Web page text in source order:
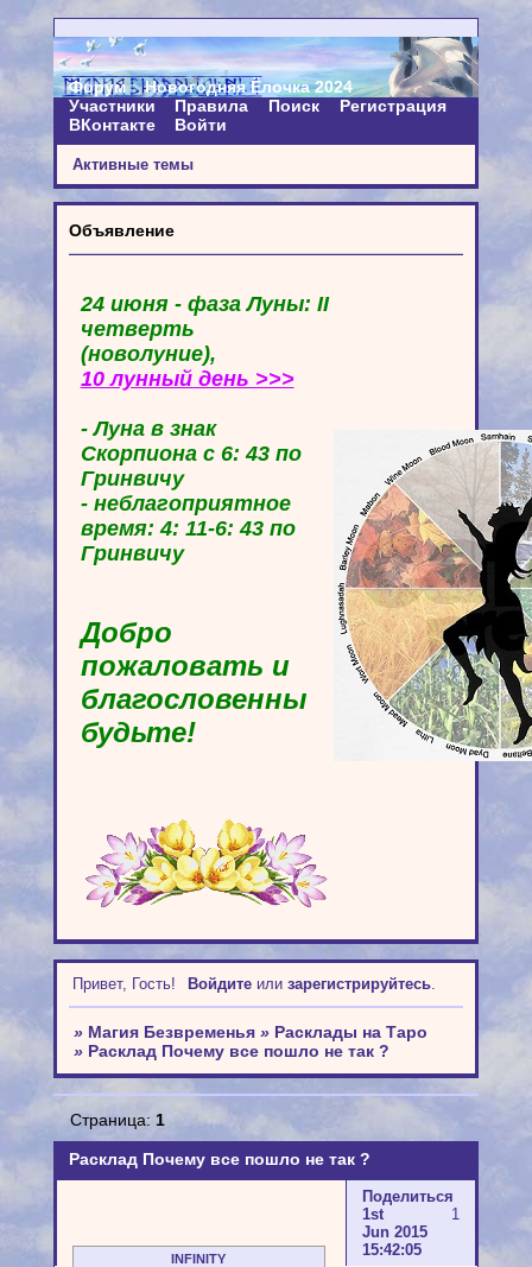
Форум
Новогодняя Ёлочка 2024
Участники
Правила Поиск
Регистрация
ВКонтакте
Войти
Активные темы
Объявление
24 июня - фаза Луны: II
четверть
(новолуние),
10 лунный день >>>
- Луна в знак
Скорпиона с 6: 43 по
Гринвичу
- неблагоприятное
время: 4: 11-6: 43 по
Гринвичу
Добро
пожаловать и
благословенны
будьте!
Привет, Гость! Войдитеили зарегистрируйтесь.
» Магия Безвременья » Расклады на Таро
» Расклад Почему все пошло не так ?
Расклад Почему все пошло не так ?
Страница: 1
Поделиться
1
1st
Jun 2015
15:42:05
INFINITY